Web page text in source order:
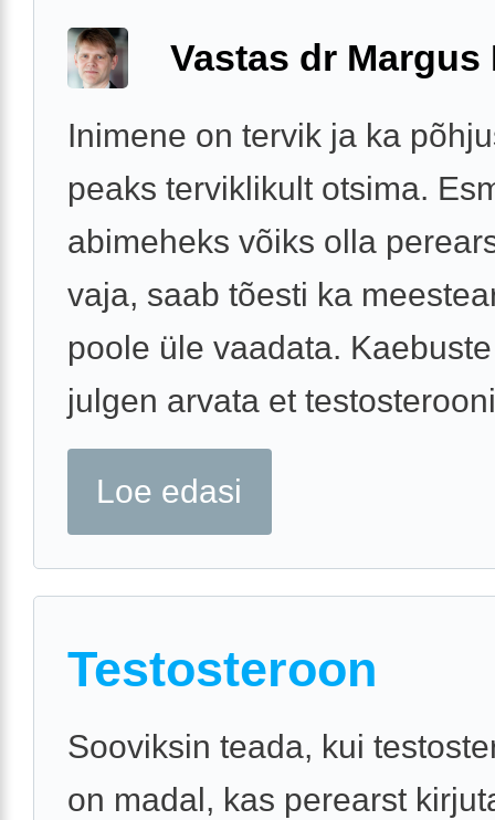
Vastas dr Margus
Inimene on tervik ja ka
peaks terviklikult otsima.
abimeheks võiks olla
vaja, saab tõesti ka
poole üle vaadata.
julgen arvata et
Loe edasi
Testosteroon
Sooviksin teada, kui
on madal, kas perearst